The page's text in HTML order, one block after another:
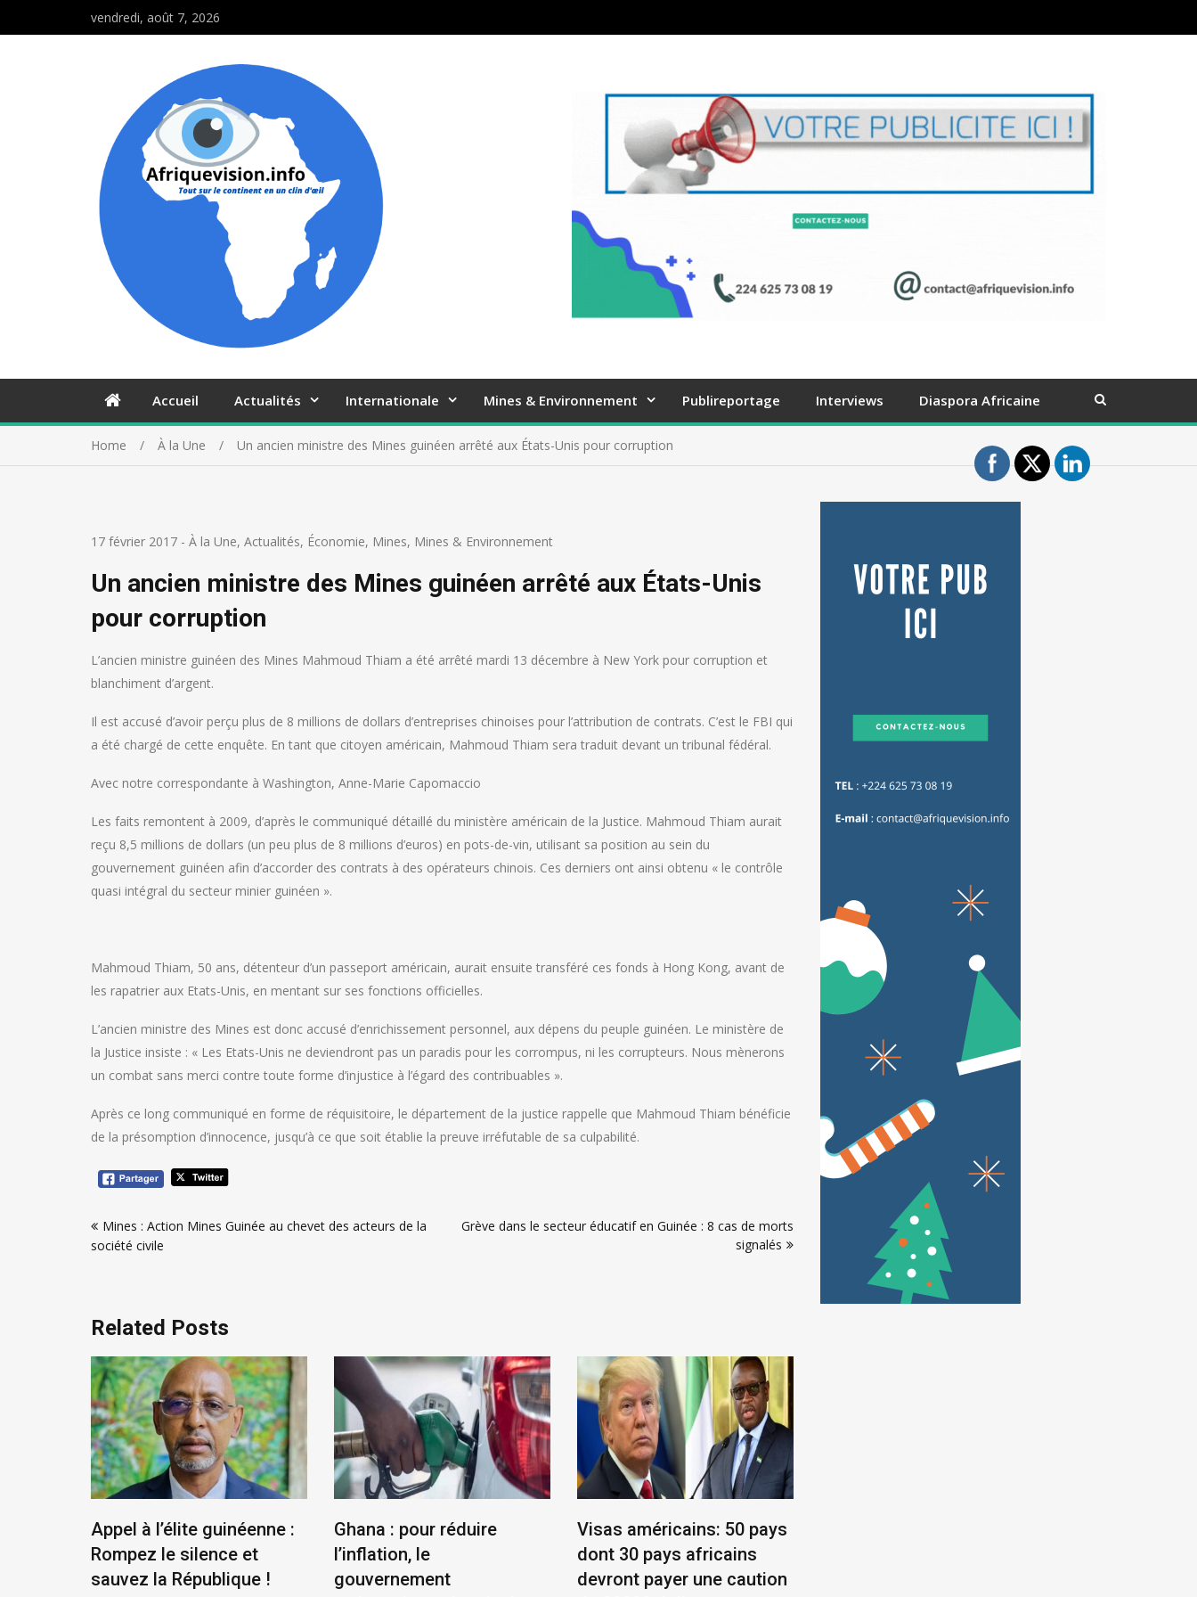
vendredi, août 7, 2026
Accueil Actualités Internationale Mines & Environnement Publireportage Interviews Diaspora Africaine
Home À la Une Un ancien ministre des Mines guinéen arrêté aux États-Unis pour corruption
17 février 2017 - À la Une, Actualités, Économie, Mines, Mines & Environnement
Un ancien ministre des Mines guinéen arrêté aux États-Unis
pour corruption
L’ancien ministre guinéen des Mines Mahmoud Thiam a été arrêté mardi 13 décembre à New York pour corruption et
blanchiment d’argent.
Il est accusé d’avoir perçu plus de 8 millions de dollars d’entreprises chinoises pour l’attribution de contrats. C’est le FBI qui
a été chargé de cette enquête. En tant que citoyen américain, Mahmoud Thiam sera traduit devant un tribunal fédéral.
Avec notre correspondante à Washington, Anne-Marie Capomaccio
Les faits remontent à 2009, d’après le communiqué détaillé du ministère américain de la Justice. Mahmoud Thiam aurait
reçu 8,5 millions de dollars (un peu plus de 8 millions d’euros) en pots-de-vin, utilisant sa position au sein du
gouvernement guinéen afin d’accorder des contrats à des opérateurs chinois. Ces derniers ont ainsi obtenu « le contrôle
quasi intégral du secteur minier guinéen ».
Mahmoud Thiam, 50 ans, détenteur d’un passeport américain, aurait ensuite transféré ces fonds à Hong Kong, avant de
les rapatrier aux Etats-Unis, en mentant sur ses fonctions officielles.
L’ancien ministre des Mines est donc accusé d’enrichissement personnel, aux dépens du peuple guinéen. Le ministère de
la Justice insiste : « Les Etats-Unis ne deviendront pas un paradis pour les corrompus, ni les corrupteurs. Nous mènerons
un combat sans merci contre toute forme d’injustice à l’égard des contribuables ».
Après ce long communiqué en forme de réquisitoire, le département de la justice rappelle que Mahmoud Thiam bénéficie
de la présomption d’innocence, jusqu’à ce que soit établie la preuve irréfutable de sa culpabilité.
deMines : Action Mines Guinée au chevet des acteurs de la
société civile
Grève dans le secteur éducatif en Guinée : 8 cas de morts
signalés
Related Posts
Appel à l’élite guinéenne :
Rompez le silence et
sauvez la République !
Ghana : pour réduire
l’inflation, le
gouvernement
Visas américains: 50 pays
dont 30 pays africains
devront payer une caution